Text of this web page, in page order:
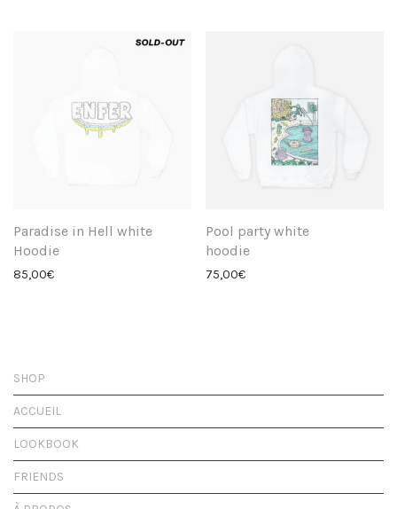
Paradise in Hell white
Hoodie
85,00€
Pool party white
hoodie
75,00€
SHOP
ACCUEIL
LOOKBOOK
FRIENDS